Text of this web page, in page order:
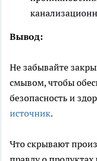
Вывод:
Не забывайте
смывом, чтобы
безопасность и
источник.
Что скрывают